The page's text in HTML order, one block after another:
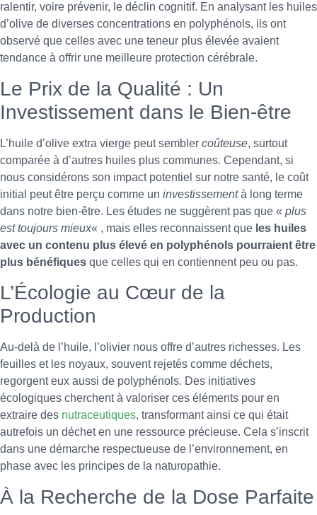
ralentir, voire prévenir, le déclin cognitif. En analysant les huiles
d’olive de diverses concentrations en polyphénols, ils ont
observé que celles avec une teneur plus élevée avaient
tendance à offrir une meilleure protection cérébrale.
Le Prix de la Qualité : Un
Investissement dans le Bien-être
L’huile d’olive extra vierge peut sembler coûteuse, surtout
comparée à d’autres huiles plus communes. Cependant, si
nous considérons son impact potentiel sur notre santé, le coût
initial peut être perçu comme un investissementà long terme
dans notre bien-être. Les études ne suggèrent pas que « plus
est toujours mieux« , mais elles reconnaissent que les huiles
avec un contenu plus élevé en polyphénols pourraient être
plus bénéfiques que celles qui en contiennent peu ou pas.
L’Écologie au Cœur de la
Production
Au-delà de l’huile, l’olivier nous offre d’autres richesses. Les
feuilles et les noyaux, souvent rejetés comme déchets,
regorgent eux aussi de polyphénols. Des initiatives
écologiques cherchent à valoriser ces éléments pour en
extraire des nutraceutiques, transformant ainsi ce qui était
autrefois un déchet en une ressource précieuse. Cela s’inscrit
dans une démarche respectueuse de l’environnement, en
phase avec les principes de la naturopathie.
À la Recherche de la Dose Parfaite